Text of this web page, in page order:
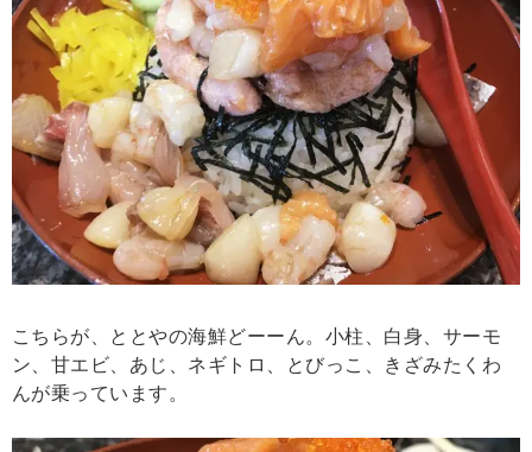
こちらが、ととやの海鮮どーーん。小柱、白身、サーモ
ン、甘エビ、あじ、ネギトロ、とびっこ、きざみたくわ
んが乗っています。